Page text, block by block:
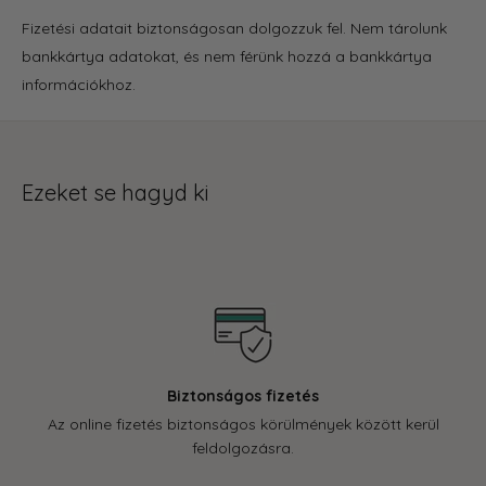
Fizetési adatait biztonságosan dolgozzuk fel. Nem tárolunk
bankkártya adatokat, és nem férünk hozzá a bankkártya
információkhoz.
Ezeket se hagyd ki
Biztonságos fizetés
Az online fizetés biztonságos körülmények között kerül
feldolgozásra.